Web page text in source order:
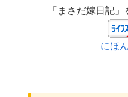
「まさだ嫁日記
にほ